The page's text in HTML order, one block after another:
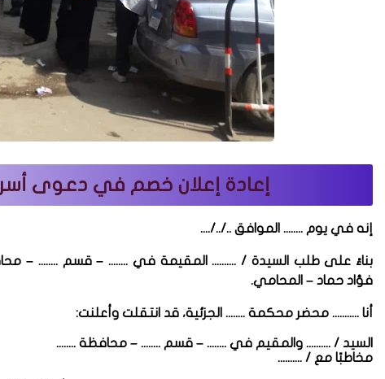
إعادة إعلان خصم في دعوى
إنه في يوم ........ الموافق ../../....
بناءً على طلب السيدة / .......... المقيمة في ........ – قسم ........ –
فؤاد حماد – المحامي.
أنا ........... محضر محكمة ........ الجزئية، قد انتقلت وأعلنت:
السيد / .......... والمقيم في ........ – قسم ........ – محافظة ........
مخاطبًا مع / ..........